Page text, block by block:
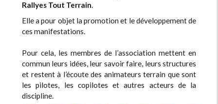
Rallyes Tout Terrain.
Elle a pour objet la promotion et le développement de
ces manifestations.
Pour cela, les membres de l’association mettent en
commun leurs idées, leur savoir faire, leurs structures
et restent à l’écoute des animateurs terrain que sont
les pilotes, les copilotes et autres acteurs de la
discipline.